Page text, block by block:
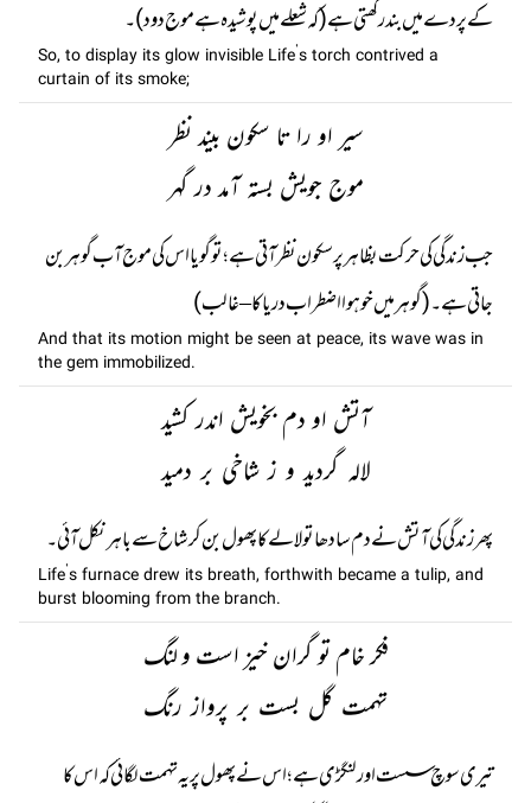
کے پردے میں بند رکھتی ہے (کہ شعلے میں پوشیدہ ہے موج دود)۔
So, to display its glow invisible Life’s torch contrived a
curtain of its smoke;
سیر او را تا سکون بیند نظر
موج جویش بستہ آمد در گہر
جب زندگی کی حرکت بظاہر پر سکون نظر آتی ہے؛ تو گویا اس کی موج آب گوہر بن
جاتی ہے۔(گوہر میں خو ہوا اضطراب دریا کا – غالب)
And that its motion might be seen at peace, its wave was in
the gem immobilized.
آتش او دم بخویش اندر کشید
لالہ گردید و ز شاخی بر دمید
پھر زندگی کی آتش نے دم سادھا تو لالے کا پھول بن کر شاخ سے باہر نکل آئی۔
Life’s furnace drew its breath, forthwith became a tulip, and
burst blooming from the branch.
فکر خام تو گران خیز است و لنگ
تہمت گل بست بر پرواز رنگ
تیری سوچ سست اور لنگڑی ہے ؛ اس نے پھول پر یہ تہمت لگائی کہ اس کا